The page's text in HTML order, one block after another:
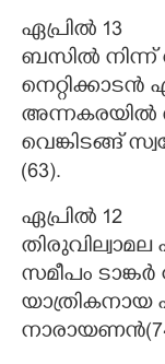
ഏപ്രിൽ 13
ബസിൽ നിന്ന്
അന്നകരയിൽ
വെങ്കിടങ്ങ്
(63).
ഏപ്രിൽ 12
തിരുവില്വാമല
സമീപം ടാങ്കർ
യാത്രികനായ